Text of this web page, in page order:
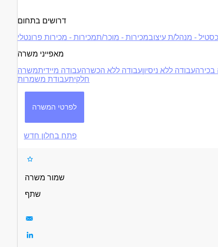
דרושים בתחום
- מנהל/ת עיצובמכירות - מוכר/תמכירות - מכירות פרונטלי
מאפייני משרה
עבודה ללא ניסיוןעבודה ללא הכשרהעבודה מיידיתמשרה
חלקיתעבודת משמרות
לפרטי המשרה
פתח בחלון חדש
שמור משרה
שתף